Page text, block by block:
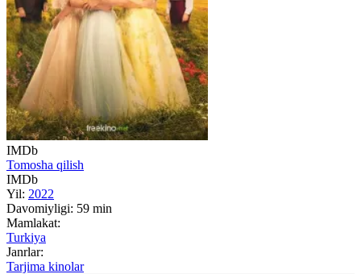
IMDb
Tomosha qilish
IMDb
Yil: 2022
Davomiyligi: 59 min
Mamlakat:
Turkiya
Janrlar:
Tarjima kinolar